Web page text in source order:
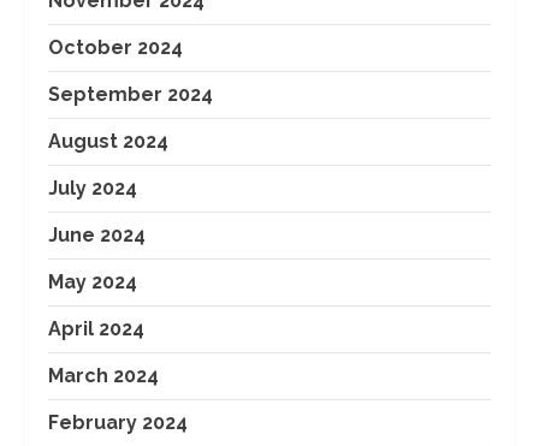
October 2024
September 2024
August 2024
July 2024
June 2024
May 2024
April 2024
March 2024
February 2024